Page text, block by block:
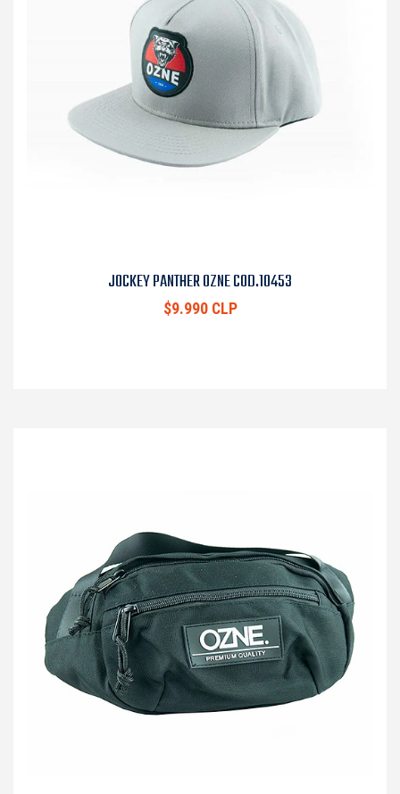
JOCKEY PANTHER OZNE COD.10453
$9.990 CLP